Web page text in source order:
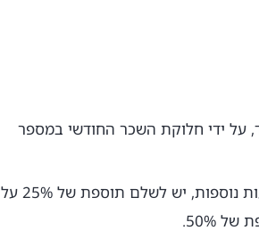
ידי חלוקת השכר החודשי במספר
עבור השעתיים הראשונות של שעות נוספות, יש לשלם תוספת של 25% על
50%.